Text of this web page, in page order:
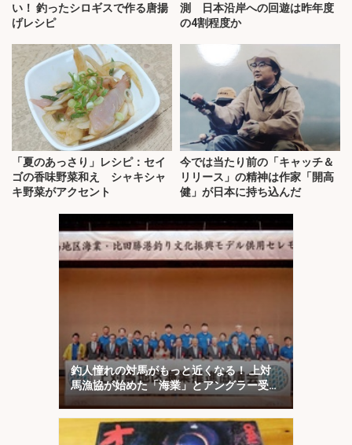
い！ 釣ったシロギスで作る唐揚
げレシピ
測 日本沿岸への回遊は昨年度
の4割程度か
「夏のあっさり」レシピ：セイ
ゴの香味野菜和え シャキシャ
キ野菜がアクセント
今では当たり前の「キャッチ＆
リリース」の精神は作家「開高
健」が日本に持ち込んだ
釣人憧れの対馬がもっと近くなる！ 上対
馬漁協が始めた「海業」とアングラー受け
入れ最前線を取材